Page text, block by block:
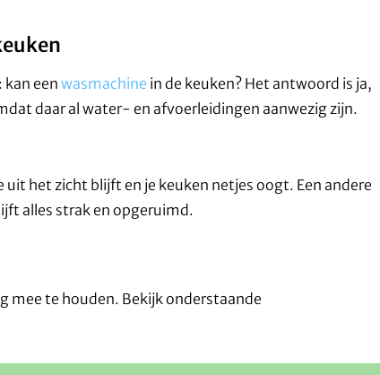
kan eenwasmachine in de keuken? Het antwoord is ja,
daar al water- en afvoerleidingen aanwezig zijn.
het zicht blijft en je keuken netjes oogt. Een andere
alles strak en opgeruimd.
mee te houden. Bekijk onderstaande